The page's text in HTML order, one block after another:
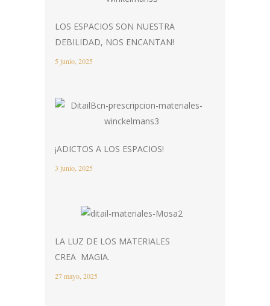
LOS ESPACIOS SON NUESTRA
DEBILIDAD, NOS ENCANTAN!
5 junio, 2025
¡ADICTOS A LOS ESPACIOS!
3 junio, 2025
LA LUZ DE LOS MATERIALES
CREA MAGIA.
27 mayo, 2025